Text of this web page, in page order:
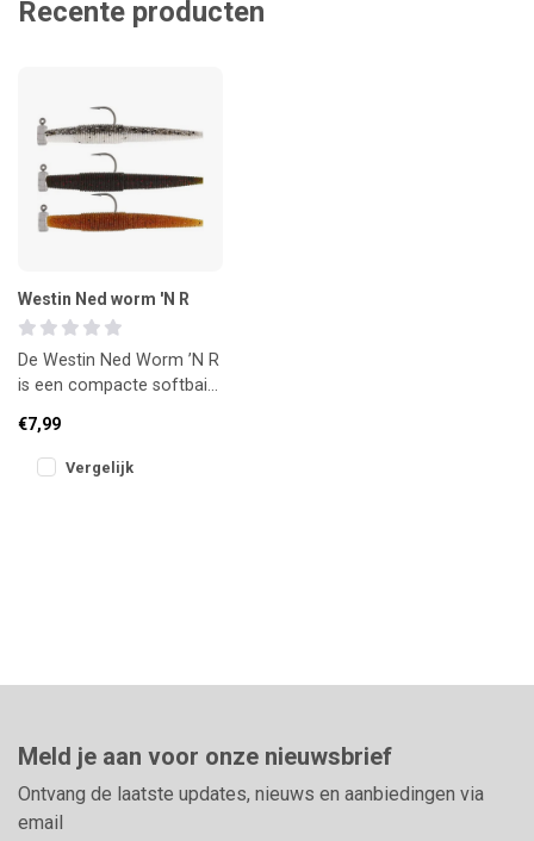
Recente producten
Westin Ned worm 'N R
De Westin Ned Worm ’N R
is een compacte softbait
Speciaal ontwikkeld voor
€7,99
Vergelijk
Meld je aan voor onze nieuwsbrief
Ontvang de laatste updates, nieuws en aanbiedingen via
email